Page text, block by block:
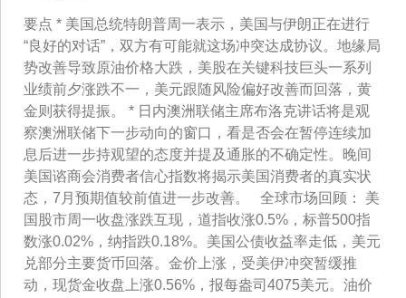
要点 * 美国总统特朗普周一表示，美国与伊朗正在进行
“良好的对话”，双方有可能就这场冲突达成协议。地缘局
势改善导致原油价格大跌，美股在关键科技巨头一系列
业绩前夕涨跌不一，美元跟随风险偏好改善而回落，黄
金则获得提振。 * 日内澳洲联储主席布洛克讲话将是观
察澳洲联储下一步动向的窗口，看是否会在暂停连续加
息后进一步持观望的态度并提及通胀的不确定性。晚间
美国谘商会消费者信心指数将揭示美国消费者的真实状
态，7月预期值较前值进一步改善。 全球市场回顾： 美
国股市周一收盘涨跌互现，道指收涨0.5%，标普500指
数涨0.02%，纳指跌0.18%。美国公债收益率走低，美元
兑部分主要货币回落。金价上涨，受美伊冲突暂缓推
动，现货金收盘上涨0.56%，报每盎司4075美元。油价